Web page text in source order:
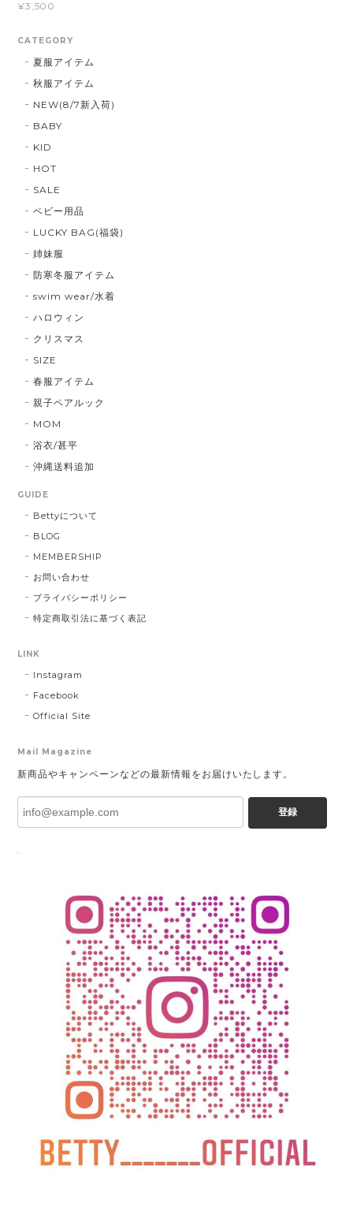
¥3,500
CATEGORY
夏服アイテム
秋服アイテム
NEW(8/7新入荷)
BABY
KID
HOT
SALE
ベビー用品
LUCKY BAG(福袋)
姉妹服
防寒冬服アイテム
swim wear/水着
ハロウィン
クリスマス
SIZE
春服アイテム
親子ペアルック
MOM
浴衣/甚平
沖縄送料追加
GUIDE
Bettyについて
BLOG
MEMBERSHIP
お問い合わせ
プライバシーポリシー
特定商取引法に基づく表記
LINK
Instagram
Facebook
Official Site
Mail Magazine
新商品やキャンペーンなどの最新情報をお届けいたします。
登録